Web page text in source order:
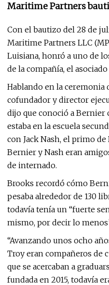
Maritime Partners
Con el bautizo del 28 de
Maritime Partners LLC
Luisiana, honró a uno de
de la compañía, el
Hablando en la ceremonia
cofundador y director
dijo que conoció a Bernier
estaba en la escuela
con Jack Nash, el primo de
Bernier y Nash eran
de internado.
Brooks recordó cómo
pesaba alrededor de 130
todavía tenía un “fuerte
mismo, por decir lo
“Avanzando unos ocho
Troy eran compañeros de
que se acercaban a
fundada en 2015, todavía